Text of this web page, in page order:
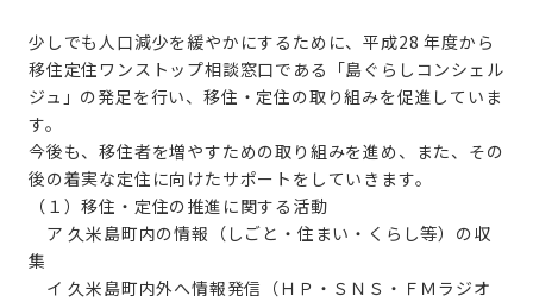
少しでも人口減少を緩やかにするために、平成28 年度から
移住定住ワンストップ相談窓口である「島ぐらしコンシェル
ジュ」の発足を行い、移住・定住の取り組みを促進していま
す。
今後も、移住者を増やすための取り組みを進め、また、その
後の着実な定住に向けたサポートをしていきます。
（１）移住・定住の推進に関する活動
ア 久米島町内の情報（しごと・住まい・くらし等）の収
集
イ 久米島町内外へ情報発信（ＨＰ・ＳＮＳ・ＦＭラジオ